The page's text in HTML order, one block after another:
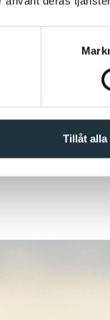
Tillåt alla